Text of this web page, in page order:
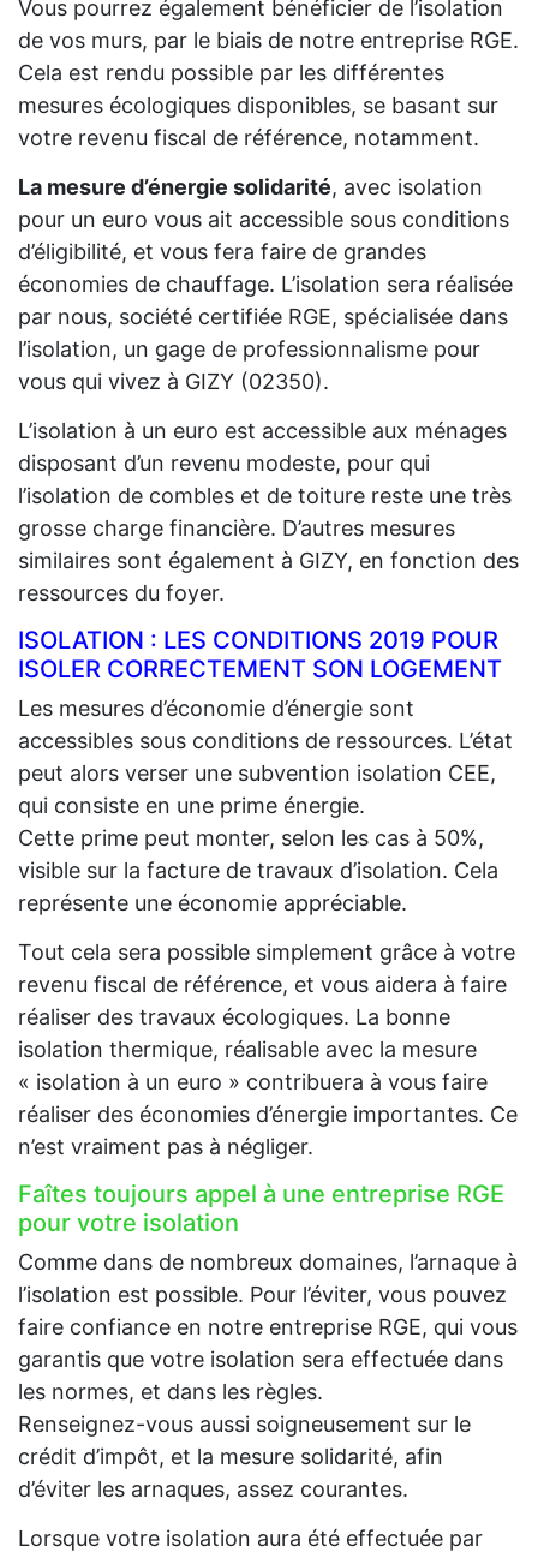
Vous pourrez également bénéficier de l’isolation
de vos murs, par le biais de notre entreprise RGE.
Cela est rendu possible par les différentes
mesures écologiques disponibles, se basant sur
votre revenu fiscal de référence, notamment.
La mesure d’énergie solidarité, avec isolation
pour un euro vous ait accessible sous conditions
d’éligibilité, et vous fera faire de grandes
économies de chauffage. L’isolation sera réalisée
par nous, société certifiée RGE, spécialisée dans
l’isolation, un gage de professionnalisme pour
vous qui vivez à GIZY (02350).
L’isolation à un euro est accessible aux ménages
disposant d’un revenu modeste, pour qui
l’isolation de combles et de toiture reste une très
grosse charge financière. D’autres mesures
similaires sont également à GIZY, en fonction des
ressources du foyer.
ISOLATION : LES CONDITIONS 2019 POUR
ISOLER CORRECTEMENT SON LOGEMENT
Les mesures d’économie d’énergie sont
accessibles sous conditions de ressources. L’état
peut alors verser une subvention isolation CEE,
qui consiste en une prime énergie.
Cette prime peut monter, selon les cas à 50%,
visible sur la facture de travaux d’isolation. Cela
représente une économie appréciable.
Tout cela sera possible simplement grâce à votre
revenu fiscal de référence, et vous aidera à faire
réaliser des travaux écologiques. La bonne
isolation thermique, réalisable avec la mesure
« isolation à un euro » contribuera à vous faire
réaliser des économies d’énergie importantes. Ce
n’est vraiment pas à négliger.
Faîtes toujours appel à une entreprise RGE
pour votre isolation
Comme dans de nombreux domaines, l’arnaque à
l’isolation est possible. Pour l’éviter, vous pouvez
faire confiance en notre entreprise RGE, qui vous
garantis que votre isolation sera effectuée dans
les normes, et dans les règles.
Renseignez-vous aussi soigneusement sur le
crédit d’impôt, et la mesure solidarité, afin
d’éviter les arnaques, assez courantes.
Lorsque votre isolation aura été effectuée par